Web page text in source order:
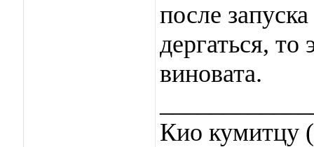
после
дергаться, то
виновата.
Кио кумитцу